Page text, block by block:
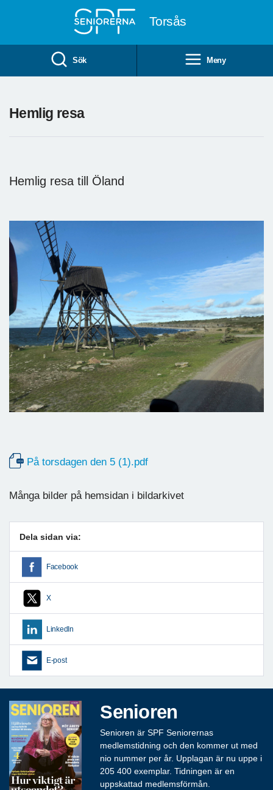
Torsås
Sök Meny
Hemlig resa
Hemlig resa till Öland
På torsdagen den 5 (1).pdf
Många bilder på hemsidan i bildarkivet
Dela sidan via:
Facebook
X
LinkedIn
E-post
Senioren
Senioren är SPF Seniorernas
medlemstidning och den kommer ut med
nio nummer per år. Upplagan är nu uppe i
205 400 exemplar. Tidningen är en
uppskattad medlemsförmån.